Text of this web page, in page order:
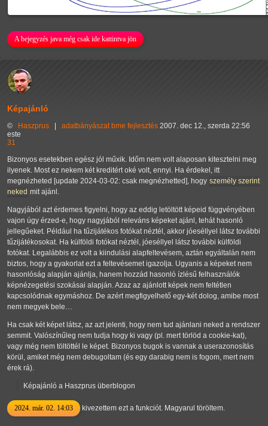
A bejegyzés java még csak ide kattintva jön
Képajánló
© Haszprus adatbányászat bme fejlesztés 2007. dec 12., szerda 22:56
este
31
Bizonyos esetekben egész jól műxik. Időm nem volt alaposan kitesztelni meg
ilyenek. Most ez nekem két kreditért oké volt, ennyi. Ha érdekel, itt
megnézheted [update 2024-03-02: csak megnézhetted], hogy személy szerint
neked mit ajánl.
Nagyjából azt érdemes figyelni, hogy az eddig letöltött képeid függvényében
vajon úgy érzed-e, hogy nagyjából releváns képeket ajánl, tehát hasonló
jellegűeket. Például ha tűzijátékos fotókat néztél, akkor jóeséllyel látsz további
tűzijátékosokat. Ha külföldi fotókat néztél, jóeséllyel látsz további külföldi
fotókat. Legalábbis ez volt a kiindulási alapfeltevésem, aztán egyáltalán nem
biztos, hogy a gyakorlat ezt a feltevésemet igazolja. Ugyanis a képeket nem
hasonlóság alapján ajánlja, hanem hozzád hasonló ízlésű felhasználók
képnézegetési szokásai alapján. Azaz az ajánlott képek nem feltétlen
kapcsolódnak egymáshoz. De azért megfigyelhető egy-két dolog, amibe most
nem megyek bele…
Ha csak két képet látsz, az azt jelenti, hogy nem tud ajánlani neked a rendszer
semmit. Valószínűleg nem tudja hogy ki vagy (pl. mert törlöd a cookie-kat),
vagy még nem töltöttél le képet. Bizonyos bugok is vannak a userazonosítás
körül, amiket még nem debugoltam (és egy darabig nem is fogom, mert nem
érek rá).
Képajánló a Haszprus überblogon
2024. már. 02. 14:03 kivezettem ezt a funkciót. Magyarul töröltem.